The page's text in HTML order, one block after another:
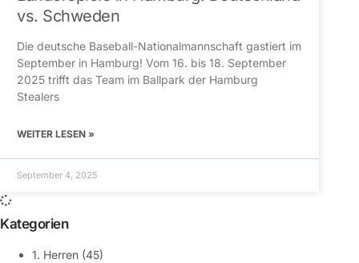
vs. Schweden
Die deutsche Baseball-Nationalmannschaft gastiert im
September in Hamburg! Vom 16. bis 18. September
2025 trifft das Team im Ballpark der Hamburg
Stealers
WEITER LESEN »
September 4, 2025
Kategorien
1. Herren (45)